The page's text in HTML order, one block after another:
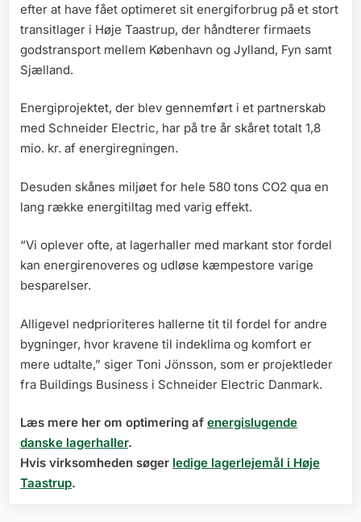
efter at have fået optimeret sit energiforbrug på et stort
transitlager i Høje Taastrup, der håndterer firmaets
godstransport mellem København og Jylland, Fyn samt
Sjælland.
Energiprojektet, der blev gennemført i et partnerskab
med Schneider Electric, har på tre år skåret totalt 1,8
mio. kr. af energiregningen.
Desuden skånes miljøet for hele 580 tons CO2 qua en
lang række energitiltag med varig effekt.
“Vi oplever ofte, at lagerhaller med markant stor fordel
kan energirenoveres og udløse kæmpestore varige
besparelser.
Alligevel nedprioriteres hallerne tit til fordel for andre
bygninger, hvor kravene til indeklima og komfort er
mere udtalte,” siger Toni Jönsson, som er projektleder
fra Buildings Business i Schneider Electric Danmark.
Læs mere her om optimering af energislugende
danske lagerhaller.
Hvis virksomheden søger ledige lagerlejemål i Høje
Taastrup.